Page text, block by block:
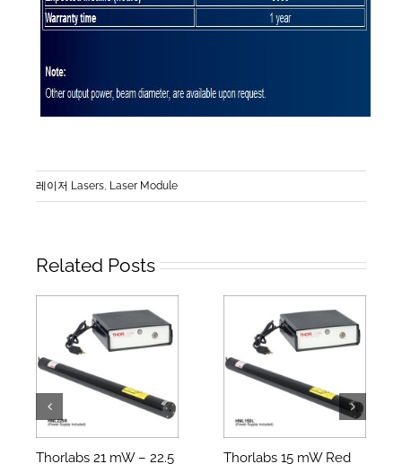
레이저 Lasers Laser Module
Related Posts
Thorlabs 21 mW – 22.5 Thorlabs 15 mW Red